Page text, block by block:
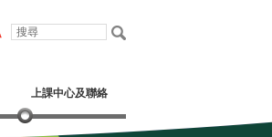
上課中心及聯絡